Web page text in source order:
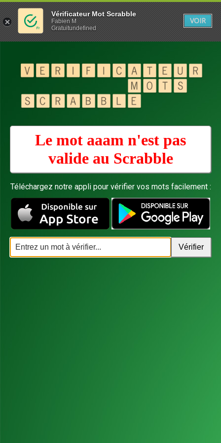
Le mot aaam n'est pas
valide au Scrabble
Téléchargez notre appli pour vérifier vos mots facilement :
Vérificateur Mot Scrabble
Fabien M
Gratuitundefined
VOIR